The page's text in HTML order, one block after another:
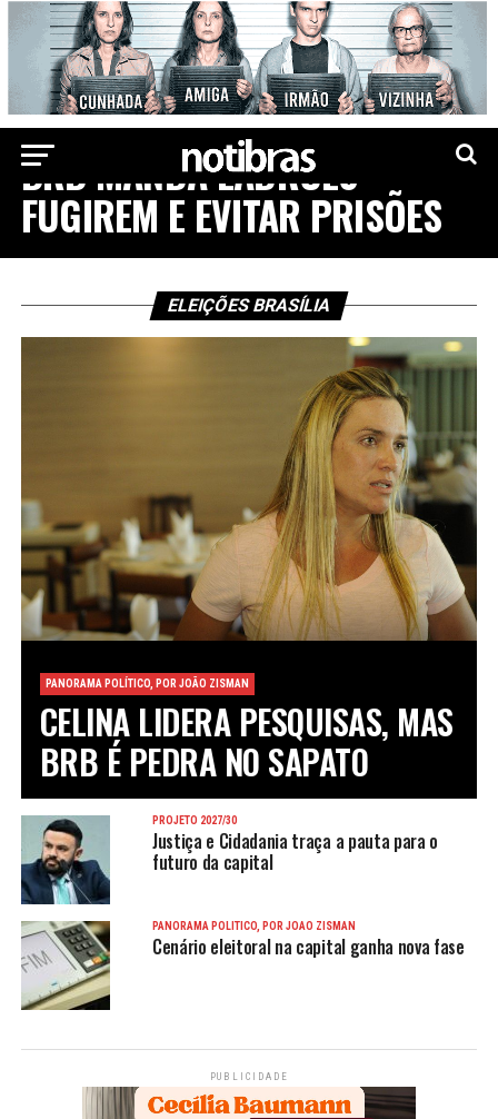
ELEIÇÕES 2022
BRB MANDA LADRÕES
FUGIREM E EVITAR PRISÕES
ELEIÇÕES BRASÍLIA
PANORAMA POLÍTICO, POR JOÃO ZISMAN
CELINA LIDERA PESQUISAS, MAS
BRB É PEDRA NO SAPATO
PROJETO 2027/30
Justiça e Cidadania traça a pauta para o
futuro da capital
PANORAMA POLÍTICO, POR JOÃO ZISMAN
Cenário eleitoral na capital ganha nova fase
PUBLICIDADE